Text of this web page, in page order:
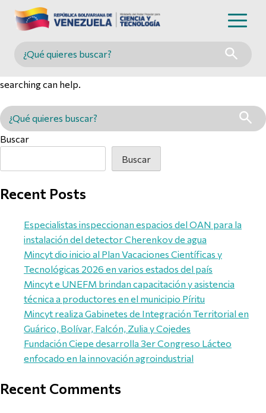
Buscar en MINCYT
searching can help.
Buscar en MINCYT
Buscar
Buscar
Recent Posts
Especialistas inspeccionan espacios del OAN para la
instalación del detector Cherenkov de agua
Mincyt dio inicio al Plan Vacaciones Científicas y
Tecnológicas 2026 en varios estados del país
Mincyt e UNEFM brindan capacitación y asistencia
técnica a productores en el municipio Píritu
Mincyt realiza Gabinetes de Integración Territorial en
Guárico, Bolívar, Falcón, Zulia y Cojedes
Fundación Ciepe desarrolla 3er Congreso Lácteo
enfocado en la innovación agroindustrial
Recent Comments